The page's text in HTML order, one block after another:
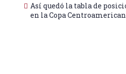
Así quedó la tabla de
en la Copa